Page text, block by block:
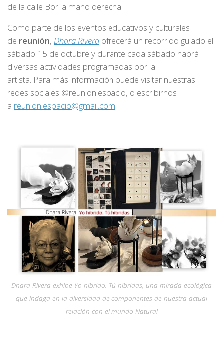
de la calle Bori a mano derecha.
Como parte de los eventos educativos y culturales
de reunión, Dhara Rivera ofrecerá un recorrido guiado el
sábado 15 de octubre y durante cada sábado habrá
diversas actividades programadas por la
artista. Para más información puede visitar nuestras
redes sociales @reunion.espacio, o escribirnos
a reunion.espacio@gmail.com.
Dhara Rivera exhibe Yo híbrido. Tú híbridas, una mirada ecológica
que indaga en la diversidad de componentes de nuestra actual
relación con el mundo Natural